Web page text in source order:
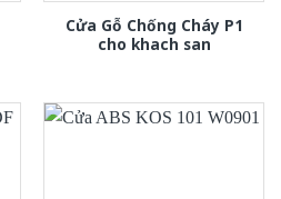
Cửa Gỗ Chống Cháy P1
cho khach san